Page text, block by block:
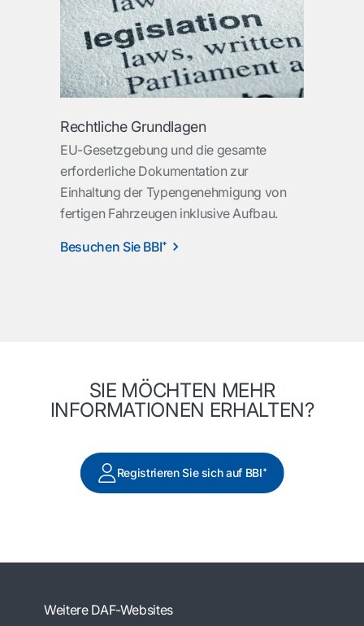
Rechtliche Grundlagen
EU-Gesetzgebung und die gesamte
erforderliche Dokumentation zur
Einhaltung der Typengenehmigung von
fertigen Fahrzeugen inklusive Aufbau.
Besuchen Sie BBI⁺
SIE MÖCHTEN MEHR
INFORMATIONEN ERHALTEN?
Registrieren Sie sich auf BBI⁺
Weitere DAF-Websites